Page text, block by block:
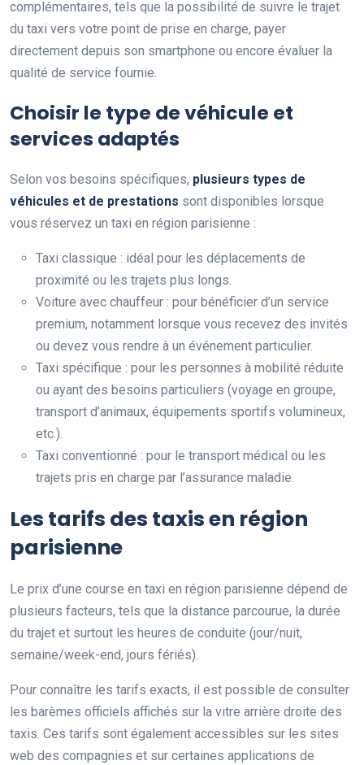
complémentaires, tels que la possibilité de suivre le trajet
du taxi vers votre point de prise en charge, payer
directement depuis son smartphone ou encore évaluer la
qualité de service fournie.
Choisir le type de véhicule et
services adaptés
Selon vos besoins spécifiques, plusieurs types de
véhicules et de prestations sont disponibles lorsque
vous réservez un taxi en région parisienne :
Taxi classique : idéal pour les déplacements de
proximité ou les trajets plus longs.
Voiture avec chauffeur : pour bénéficier d’un service
premium, notamment lorsque vous recevez des invités
ou devez vous rendre à un événement particulier.
Taxi spécifique : pour les personnes à mobilité réduite
ou ayant des besoins particuliers (voyage en groupe,
transport d’animaux, équipements sportifs volumineux,
etc.).
Taxi conventionné : pour le transport médical ou les
trajets pris en charge par l’assurance maladie.
Les tarifs des taxis en région
parisienne
Le prix d’une course en taxi en région parisienne dépend de
plusieurs facteurs, tels que la distance parcourue, la durée
du trajet et surtout les heures de conduite (jour/nuit,
semaine/week-end, jours fériés).
Pour connaître les tarifs exacts, il est possible de consulter
les barèmes officiels affichés sur la vitre arrière droite des
taxis. Ces tarifs sont également accessibles sur les sites
web des compagnies et sur certaines applications de